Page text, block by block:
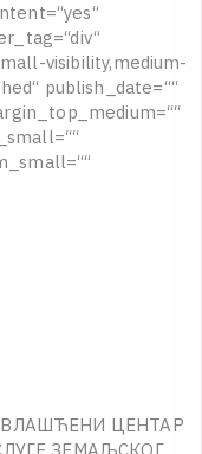
ntent=“yes“
r_ tag=“div“
mall-visibility,medium-
hed“ publish date=““
rgin top_ medium=““
small=““
_small=““
ВЛАШЋЕНИ ЦЕНТАР